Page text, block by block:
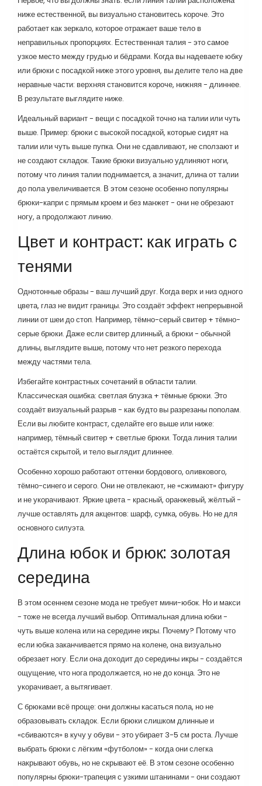
ниже естественной, вы визуально становитесь короче. Это
работает как зеркало, которое отражает ваше тело в
неправильных пропорциях. Естественная талия - это самое
узкое место между грудью и бёдрами. Когда вы надеваете юбку
или брюки с посадкой ниже этого уровня, вы делите тело на две
неравные части: верхняя становится короче, нижняя - длиннее.
В результате выглядите ниже.
Идеальный вариант - вещи с посадкой точно на талии или чуть
выше. Пример: брюки с высокой посадкой, которые сидят на
талии или чуть выше пупка. Они не сдавливают, не сползают и
не создают складок. Такие брюки визуально удлиняют ноги,
потому что линия талии поднимается, а значит, длина от талии
до пола увеличивается. В этом сезоне особенно популярны
брюки-капри с прямым кроем и без манжет - они не обрезают
ногу, а продолжают линию.
Цвет и контраст: как играть с
тенями
Однотонные образы - ваш лучший друг. Когда верх и низ одного
цвета, глаз не видит границы. Это создаёт эффект непрерывной
линии от шеи до стоп. Например, тёмно-серый свитер + тёмно-
серые брюки. Даже если свитер длинный, а брюки - обычной
длины, выглядите выше, потому что нет резкого перехода
между частями тела.
Избегайте контрастных сочетаний в области талии.
Классическая ошибка: светлая блузка + тёмные брюки. Это
создаёт визуальный разрыв - как будто вы разрезаны пополам.
Если вы любите контраст, сделайте его выше или ниже:
например, тёмный свитер + светлые брюки. Тогда линия талии
остаётся скрытой, и тело выглядит длиннее.
Особенно хорошо работают оттенки бордового, оливкового,
тёмно-синего и серого. Они не отвлекают, не «сжимают» фигуру
и не укорачивают. Яркие цвета - красный, оранжевый, жёлтый -
лучше оставлять для акцентов: шарф, сумка, обувь. Но не для
основного силуэта.
Длина юбок и брюк: золотая
середина
В этом осеннем сезоне мода не требует мини-юбок. Но и макси
- тоже не всегда лучший выбор. Оптимальная длина юбки -
чуть выше колена или на середине икры. Почему? Потому что
если юбка заканчивается прямо на колене, она визуально
обрезает ногу. Если она доходит до середины икры - создаётся
ощущение, что нога продолжается, но не до конца. Это не
укорачивает, а вытягивает.
С брюками всё проще: они должны касаться пола, но не
образовывать складок. Если брюки слишком длинные и
«сбиваются» в кучу у обуви - это убирает 3-5 см роста. Лучше
выбрать брюки с лёгким «футболом» - когда они слегка
накрывают обувь, но не скрывают её. В этом сезоне особенно
популярны брюки-трапеция с узкими штанинами - они создают